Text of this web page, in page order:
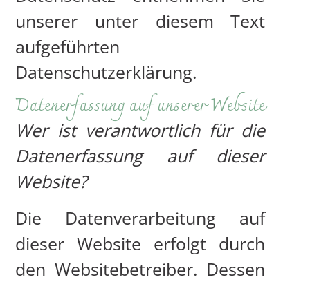
unserer unter diesem Text
aufgeführten
Datenschutzerklärung.
Datenerfassung auf unserer Website
Wer ist verantwortlich für die
Datenerfassung auf dieser
Website?
Die Datenverarbeitung auf
dieser Website erfolgt durch
den Websitebetreiber. Dessen